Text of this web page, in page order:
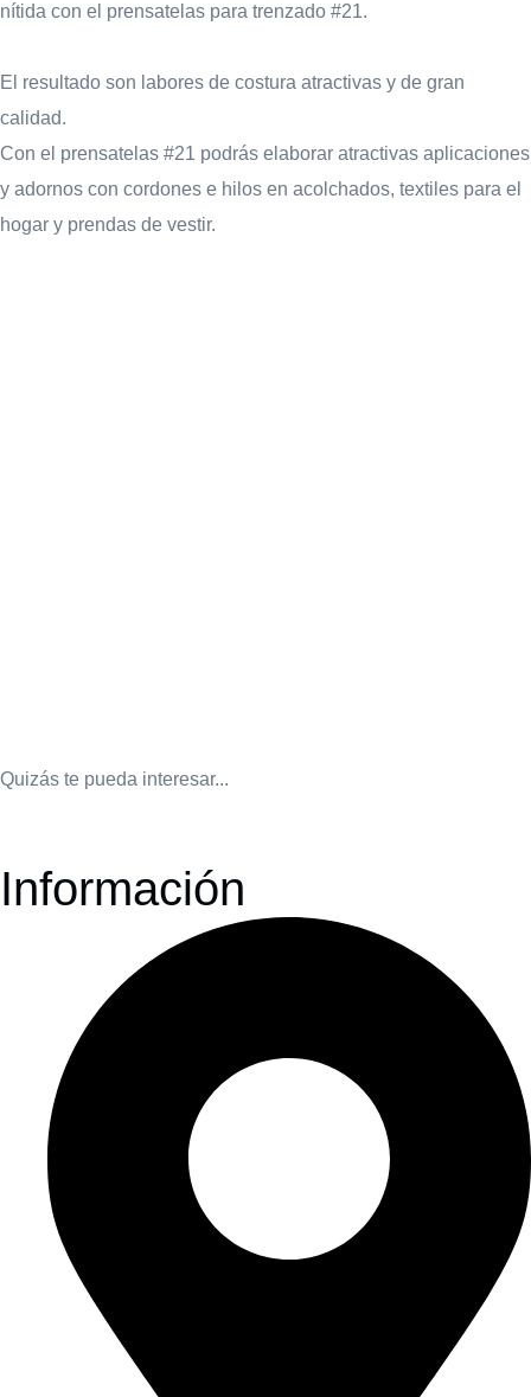
nítida con el prensatelas para trenzado #21.
El resultado son labores de costura atractivas y de gran
calidad.
Con el prensatelas #21 podrás elaborar atractivas aplicaciones
y adornos con cordones e hilos en acolchados, textiles para el
hogar y prendas de vestir.
Quizás te pueda interesar...
Información